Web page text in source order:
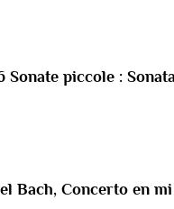
Sonate piccole :
Bach, Concerto en